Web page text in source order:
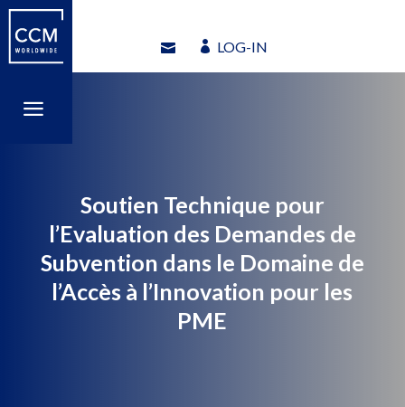
a
LOG-IN
a
LOG-IN
Soutien Technique pour
l’Evaluation des Demandes de
Subvention dans le Domaine de
l’Accès à l’Innovation pour les
PME